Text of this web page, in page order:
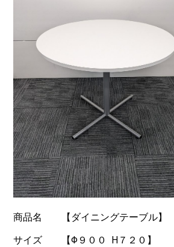
商品名 【ダイニングテーブル】
サイズ 【Φ９００ H７２０】